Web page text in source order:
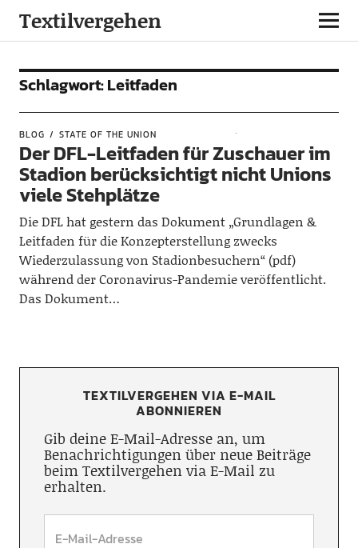
Textilvergehen
Schlagwort:Leitfaden
BLOG STATE OF THE UNION
Der DFL-Leitfaden für Zuschauer im
Stadion berücksichtigt nicht Unions
viele Stehplätze
Die DFL hat gestern das Dokument „Grundlagen &
Leitfaden für die Konzepterstellung zwecks
Wiederzulassung von Stadionbesuchern“ (pdf)
während der Coronavirus-Pandemie veröffentlicht.
Das Dokument…
TEXTILVERGEHEN VIA E-MAIL
ABONNIEREN
Gib deine E-Mail-Adresse an, um
Benachrichtigungen über neue Beiträge
beim Textilvergehen via E-Mail zu
erhalten.